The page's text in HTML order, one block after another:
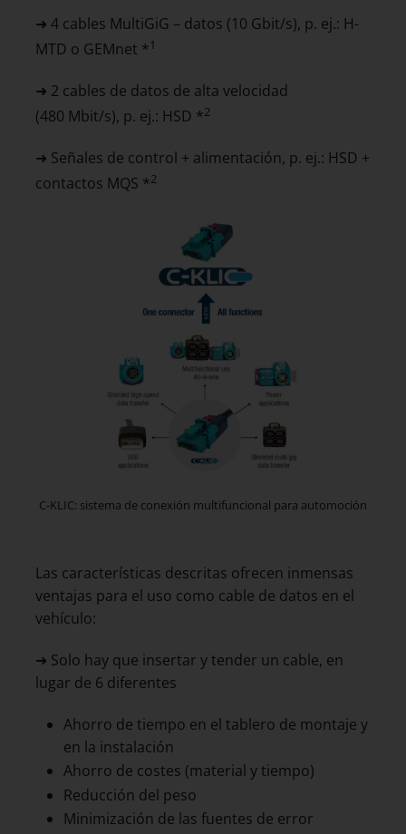
➜ 4 cables MultiGiG – datos (10 Gbit/s), p. ej.: H-
MTD o GEMnet *1
➜ 2 cables de datos de alta velocidad
(480 Mbit/s), p. ej.: HSD *2
➜ Señales de control + alimentación, p. ej.: HSD +
contactos MQS *2
C-KLIC: sistema de conexión multifuncional para automoción
Las características descritas ofrecen inmensas
ventajas para el uso como cable de datos en el
vehículo:
➜ Solo hay que insertar y tender un cable, en
lugar de 6 diferentes
Ahorro de tiempo en el tablero de montaje y
en la instalación
Ahorro de costes (material y tiempo)
Reducción del peso
Minimización de las fuentes de error